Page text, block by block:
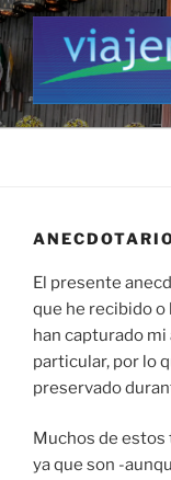
Skip
to
content
Viajeros.net /
El presente
que he recibido o
han capturado
particular, por lo
preservado
Muchos de
ya que son -